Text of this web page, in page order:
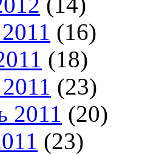
(16)
(18)
(23)
2011 (20)
(23)